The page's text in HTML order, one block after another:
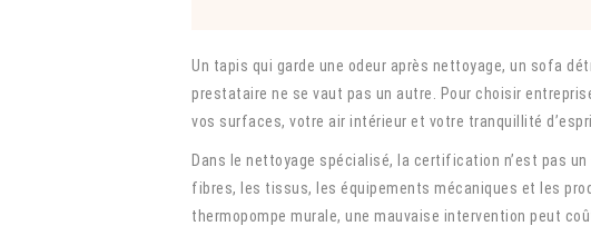
Un tapis qui garde une odeur après nettoyage, un sofa
prestataire ne se vaut pas un autre. Pour choisir
vos surfaces, votre air intérieur et votre tranquillité
Dans le nettoyage spécialisé, la certification n’est pas
fibres, les tissus, les équipements mécaniques et les
thermopompe murale, une mauvaise intervention peut